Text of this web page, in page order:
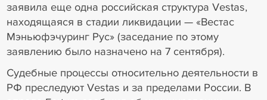
заявила еще одна российская структура Vestas,
находящаяся в стадии ликвидации — «Вестас
Мэньюфэчуринг Рус» (заседание по этому
заявлению было назначено на 7 сентября).
Судебные процессы относительно деятельности в
РФ преследуют Vestas и за пределами России. В